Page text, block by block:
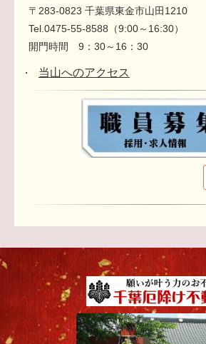
〒283-0823 千葉県東金市山田1210
Tel.0475-55-8588（9:00～16:30）
開門時間 9：30～16：30
・ 当山へのアクセス